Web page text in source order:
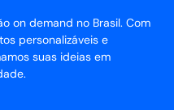
on demand no Brasil. Com
personalizáveis e
suas ideias em